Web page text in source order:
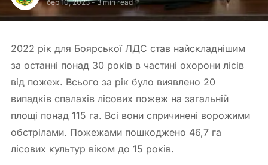
бер 10, 2023-3 min read
2022 рік для Боярської ЛДС став найскладнішим
за останні понад 30 років в частині охорони лісів
від пожеж. Всього за рік було виявлено 20
випадків спалахів лісових пожеж на загальній
площі понад 115 га. Всі вони спричинені ворожими
обстрілами. Пожежами пошкоджено 46,7 га
лісових культур віком до 15 років.